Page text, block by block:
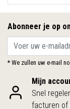
Abonneer je op
* We zullen uw e-mail
Mijn
Snel
facturen of